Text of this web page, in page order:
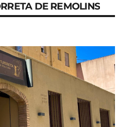
DE REMOLINS